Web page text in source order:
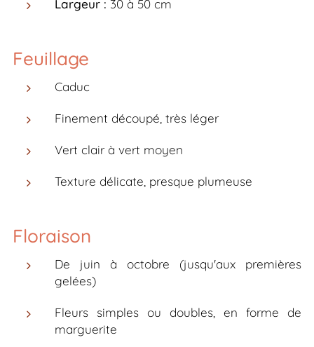
Largeur : 30 à 50 cm
Feuillage
Caduc
Finement découpé, très léger
Vert clair à vert moyen
Texture délicate, presque plumeuse
Floraison
De juin à octobre (jusqu'aux premières
gelées)
Fleurs simples ou doubles, en forme de
marguerite